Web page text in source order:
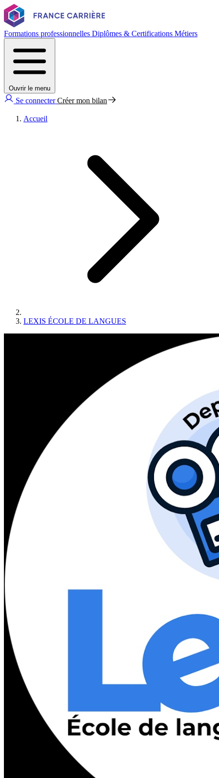
Formations professionnelles Diplômes & Certifications Métiers
Ouvrir le menu
Se connecterCréer mon bilan
Accueil
LEXIS ÉCOLE DE LANGUES